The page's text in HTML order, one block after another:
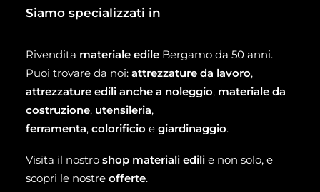
Siamo specializzati in
Rivendita materiale edile Bergamo da 50 anni.
Puoi trovare da noi: attrezzature da lavoro,
attrezzature edili anche a noleggio, materiale da
costruzione, utensileria,
ferramenta, colorificio e giardinaggio.
Visita il nostro shop materiali edili e non solo, e
scopri le nostre offerte.